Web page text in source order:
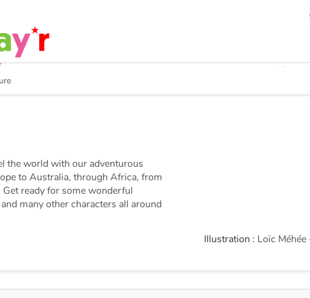
the world with our adventurous
to Australia, through Africa, from
ready for some wonderful
many other characters all around
Illustration : Loïc Méhée